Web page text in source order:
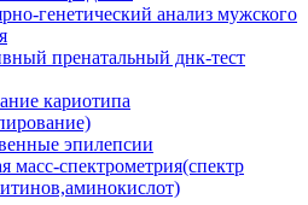
генетический анализ мужского
пренатальный днк-тест
кариотипа
эпилепсии
масс-спектрометрия(спектр